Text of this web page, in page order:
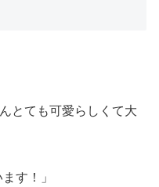
とても可愛らしくて大
す！」